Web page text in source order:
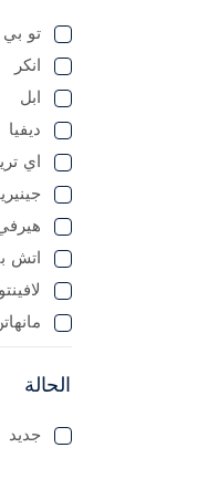
تو بي
انكر
ابل
ديفيا
اي
اتش
لافينتو
ميانتا
سوناي
الحالة
جديد